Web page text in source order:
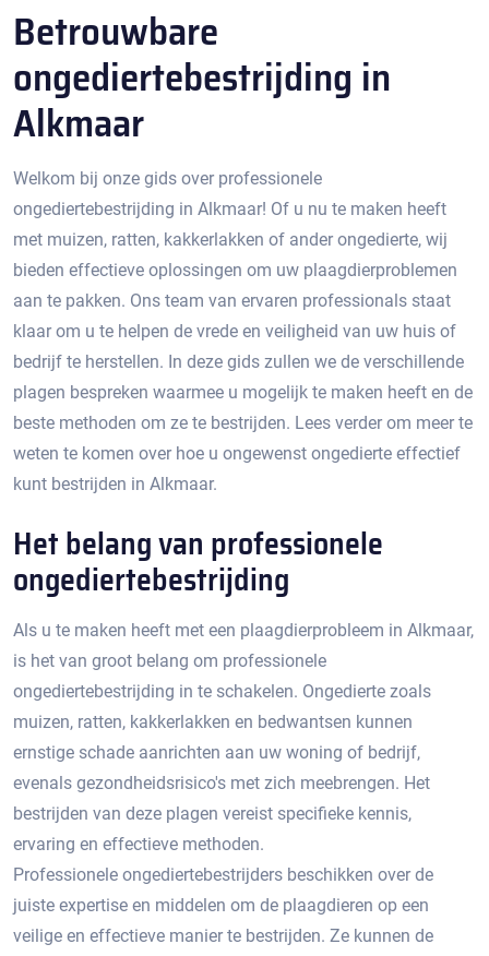
Betrouwbare
ongediertebestrijding in
Alkmaar
Welkom bij onze gids over professionele
ongediertebestrijding in Alkmaar!​ Of u nu te maken heeft
met muizen, ratten, kakkerlakken of ander ongedierte, wij
bieden effectieve oplossingen om uw plaagdierproblemen
aan te pakken.​ Ons team van ervaren professionals staat
klaar om u te helpen de vrede en veiligheid van uw huis of
bedrijf te herstellen.​ In deze gids zullen we de verschillende
plagen bespreken waarmee u mogelijk te maken heeft en de
beste methoden om ze te bestrijden. Lees verder om meer te
weten te komen over hoe u ongewenst ongedierte effectief
kunt bestrijden in Alkmaar.​
Het belang van professionele
ongediertebestrijding
Als u te maken heeft met een plaagdierprobleem in Alkmaar,
is het van groot belang om professionele
ongediertebestrijding in te schakelen.​ Ongedierte zoals
muizen, ratten, kakkerlakken en bedwantsen kunnen
ernstige schade aanrichten aan uw woning of bedrijf,
evenals gezondheidsrisico's met zich meebrengen.​ Het
bestrijden van deze plagen vereist specifieke kennis,
ervaring en effectieve methoden.​
Professionele ongediertebestrijders beschikken over de
juiste expertise en middelen om de plaagdieren op een
veilige en effectieve manier te bestrijden. Ze kunnen de